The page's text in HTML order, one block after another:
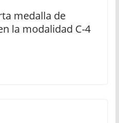
medalla de
la modalidad C-4